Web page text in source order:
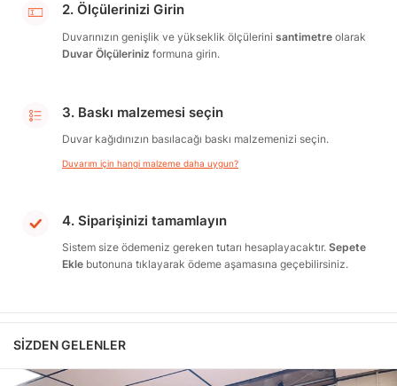
2. Ölçülerinizi Girin
Duvarınızın genişlik ve yükseklik ölçülerini santimetre olarak
Duvar Ölçüleriniz formuna girin.
3. Baskı malzemesi seçin
Duvar kağıdınızın basılacağı baskı malzemenizi seçin.
Duvarım için hangi malzeme daha uygun?
4. Siparişinizi tamamlayın
Sistem size ödemeniz gereken tutarı hesaplayacaktır. Sepete
Ekle butonuna tıklayarak ödeme aşamasına geçebilirsiniz.
SIZDEN GELENLER